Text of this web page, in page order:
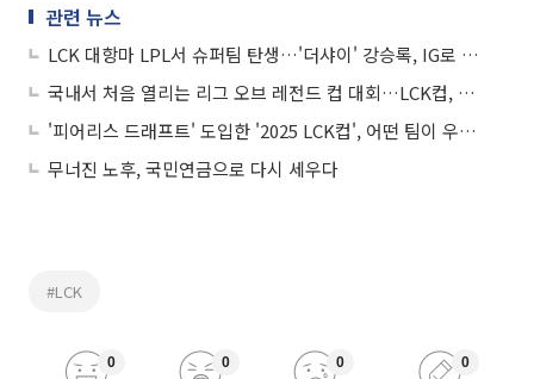
관련 뉴스
LCK 대항마 LPL서 슈퍼팀 탄생…'더샤이' 강승록, IG로 복귀
국내서 처음 열리는 리그 오브 레전드 컵 대회…LCK컵, 대진표 완성으로 신호탄
'피어리스 드래프트' 도입한 '2025 LCK컵', 어떤 팀이 우승할까?
무너진 노후, 국민연금으로 다시 세우다
#LCK
0 0 0 0